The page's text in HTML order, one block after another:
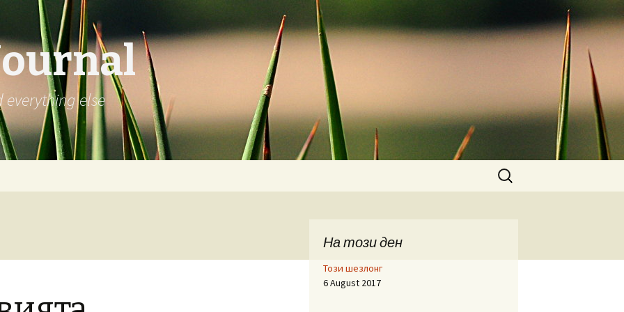
everything else
Search
for:
На този ден
Този шезлонг
6 August 2017